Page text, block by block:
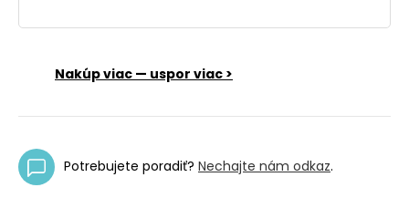
Nakúp viac — uspor viac >
Potrebujete poradiť? Nechajte nám odkaz.